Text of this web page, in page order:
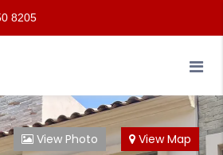
8205
Información
View Photo View Map